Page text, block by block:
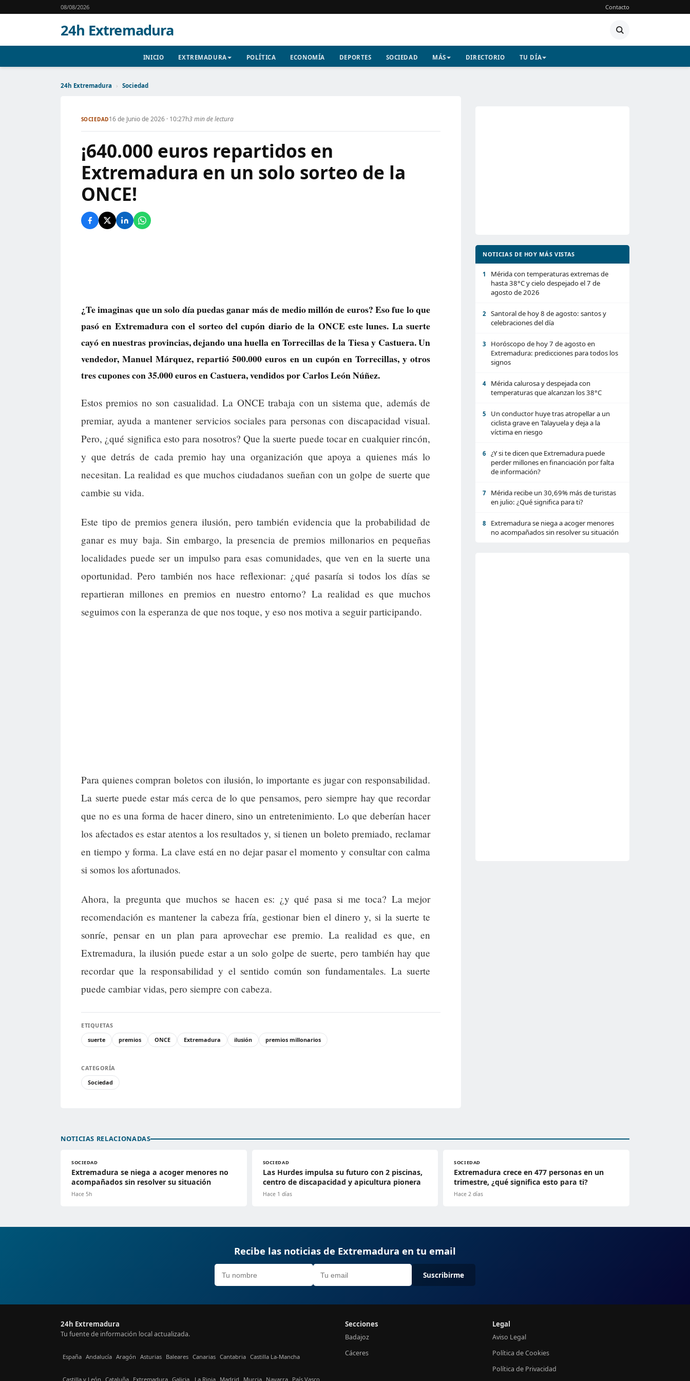
08/08/2026 Contacto
24h Extremadura
INICIO EXTREMADURA POLÍTICA ECONOMÍA DEPORTES SOCIEDAD MÁS DIRECTORIO TU DÍA
24h Extremadura › Sociedad
SOCIEDAD16 de Junio de 2026 · 10:27h3 min de lectura
¡640.000 euros repartidos en
Extremadura en un solo sorteo de la
ONCE!
¿Te imaginas que un solo día puedas ganar más de medio millón de euros? Eso fue lo que
pasó en Extremadura con el sorteo del cupón diario de la ONCE este lunes. La suerte
cayó en nuestras provincias, dejando una huella en Torrecillas de la Tiesa y Castuera. Un
vendedor, Manuel Márquez, repartió 500.000 euros en un cupón en Torrecillas, y otros
tres cupones con 35.000 euros en Castuera, vendidos por Carlos León Núñez.
Estos premios no son casualidad. La ONCE trabaja con un sistema que, además de
premiar, ayuda a mantener servicios sociales para personas con discapacidad visual.
Pero, ¿qué significa esto para nosotros? Que la suerte puede tocar en cualquier rincón,
y que detrás de cada premio hay una organización que apoya a quienes más lo
necesitan. La realidad es que muchos ciudadanos sueñan con un golpe de suerte que
cambie su vida.
Este tipo de premios genera ilusión, pero también evidencia que la probabilidad de
ganar es muy baja. Sin embargo, la presencia de premios millonarios en pequeñas
localidades puede ser un impulso para esas comunidades, que ven en la suerte una
oportunidad. Pero también nos hace reflexionar: ¿qué pasaría si todos los días se
repartieran millones en premios en nuestro entorno? La realidad es que muchos
seguimos con la esperanza de que nos toque, y eso nos motiva a seguir participando.
Para quienes compran boletos con ilusión, lo importante es jugar con responsabilidad.
La suerte puede estar más cerca de lo que pensamos, pero siempre hay que recordar
que no es una forma de hacer dinero, sino un entretenimiento. Lo que deberían hacer
los afectados es estar atentos a los resultados y, si tienen un boleto premiado, reclamar
en tiempo y forma. La clave está en no dejar pasar el momento y consultar con calma
si somos los afortunados.
Ahora, la pregunta que muchos se hacen es: ¿y qué pasa si me toca? La mejor
recomendación es mantener la cabeza fría, gestionar bien el dinero y, si la suerte te
sonríe, pensar en un plan para aprovechar ese premio. La realidad es que, en
Extremadura, la ilusión puede estar a un solo golpe de suerte, pero también hay que
recordar que la responsabilidad y el sentido común son fundamentales. La suerte
puede cambiar vidas, pero siempre con cabeza.
ETIQUETAS
suerte
premios ONCE Extremadura ilusión premios millonarios
CATEGORÍA
Sociedad
NOTICIAS DE HOY MÁS VISTAS
1
Mérida con temperaturas extremas de
hasta 38°C y cielo despejado el 7 de
agosto de 2026
2
Santoral de hoy 8 de agosto: santos y
celebraciones del día
3
Horóscopo de hoy 7 de agosto en
Extremadura: predicciones para todos los
signos
4
Mérida calurosa y despejada con
temperaturas que alcanzan los 38°C
5
Un conductor huye tras atropellar a un
ciclista grave en Talayuela y deja a la
víctima en riesgo
6
¿Y si te dicen que Extremadura puede
perder millones en financiación por falta
de información?
7
Mérida recibe un 30,69% más de turistas
en julio: ¿Qué significa para ti?
8
Extremadura se niega a acoger menores
no acompañados sin resolver su situación
NOTICIAS RELACIONADAS
SOCIEDAD
Extremadura se niega a acoger menores no
acompañados sin resolver su situación
Hace 5h
SOCIEDAD
Las Hurdes impulsa su futuro con 2 piscinas,
centro de discapacidad y apicultura pionera
Hace 1 días
SOCIEDAD
Extremadura crece en 477 personas en un
trimestre, ¿qué significa esto para ti?
Hace 2 días
Recibe las noticias de Extremadura en tu email
Suscribirme
24h Extremadura
Tu fuente de información local actualizada.
España Andalucía Aragón Asturias Baleares Canarias Cantabria Castilla La-Mancha
Castilla y León Cataluña Extremadura Galicia La Rioja Madrid Murcia Navarra País Vasco
Secciones
Badajoz
Cáceres
Legal
Aviso Legal
Política de Cookies
Política de Privacidad